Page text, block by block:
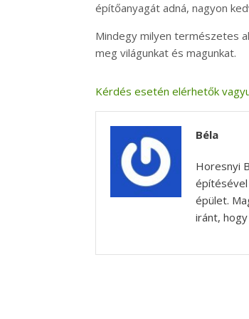
építőanyagát adná, nagyon
Mindegy milyen természetes
meg világunkat és magunkat.
Kérdés esetén elérhetők
Béla
Horesnyi
épület.
iránt,